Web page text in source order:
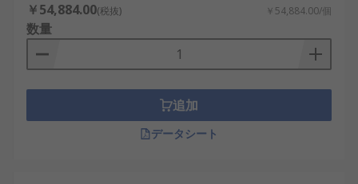
￥54,884.00(税抜) ￥54,884.00/個
数量
追加
データシート